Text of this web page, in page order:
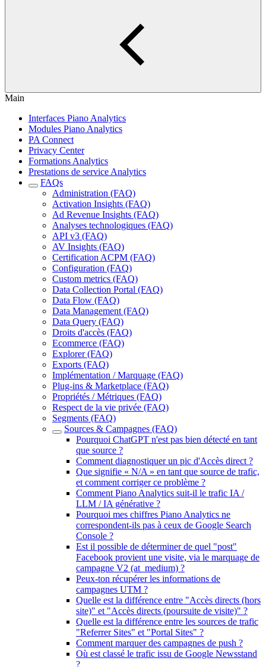
Main
Interfaces Piano Analytics
Modules Piano Analytics
PA Connect
Privacy Center
Formations Analytics
Prestations de service Analytics
FAQs
Administration (FAQ)
Activation Insights (FAQ)
Ad Revenue Insights (FAQ)
Analyses technologiques (FAQ)
API v3 (FAQ)
AV Insights (FAQ)
Certification ACPM (FAQ)
Configuration (FAQ)
Custom metrics (FAQ)
Data Collection Portal (FAQ)
Data Flow (FAQ)
Data Management (FAQ)
Data Query (FAQ)
Droits d'accès (FAQ)
Ecommerce (FAQ)
Explorer (FAQ)
Exports (FAQ)
Implémentation / Marquage (FAQ)
Plug-ins & Marketplace (FAQ)
Propriétés / Métriques (FAQ)
Respect de la vie privée (FAQ)
Segments (FAQ)
Sources & Campagnes (FAQ)
Pourquoi ChatGPT n'est pas bien détecté en tant
que source ?
Comment diagnostiquer un pic d'Accès direct ?
Que signifie « N/A » en tant que source de trafic,
et comment corriger ce problème ?
Comment Piano Analytics suit-il le trafic IA /
LLM / IA générative ?
Pourquoi mes chiffres Piano Analytics ne
correspondent-ils pas à ceux de Google Search
Console ?
Est il possible de déterminer de quel "post"
Facebook provient une visite, via le marquage de
campagne V2 (at_medium) ?
Peux-ton récupérer les informations de
campagnes UTM ?
Quelle est la différence entre "Accès directs (hors
site)" et "Accès directs (poursuite de visite)" ?
Quelle est la différence entre les sources de trafic
"Referrer Sites" et "Portal Sites" ?
Comment marquer des campagnes de push ?
Où est classé le trafic issu de Google Newsstand
?